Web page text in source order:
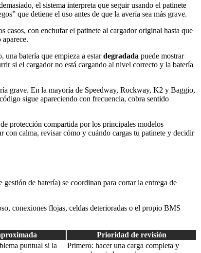
el sistema interpreta que seguir usando el patinete
que detiene el uso antes de que la avería sea más grave.
casos, con enchufar el patinete al cargador original hasta que
una batería que empieza a estardegradada puede mostrar
si el cargador no está cargando al nivel correcto y la batería
grave. En la mayoría de Speedway, Rockway, K2 y Baggio,
sigue apareciendo con frecuencia, cobra sentido
protección compartida por los principales modelos
con calma, revisar cómo y cuándo cargas tu patinete y decidir
de batería) se coordinan para cortar la entrega de
conexiones flojas, celdas deterioradas o el propio BMS
Prioridad de revisión
puntual si la
Primero: hacer una carga completa y